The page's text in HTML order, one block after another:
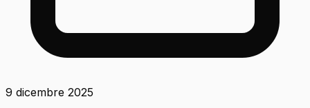
9 dicembre 2025